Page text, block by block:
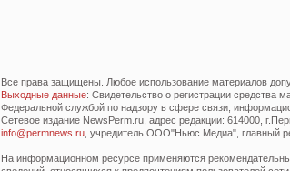
Все права защищены. Любое использование материалов
Выходные данные: Свидетельство о регистрации
Федеральной службой по надзору в сфере связи,
Сетевое издание NewsPerm.ru, адрес редакции: 614000,
info@permnews.ru , учредитель:ООО"Ньюс Медиа", главный
На информационном ресурсе применяются